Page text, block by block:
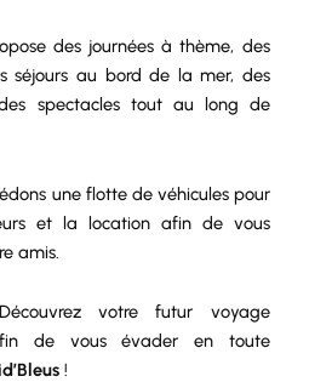
des journées à thème, des
séjours au bord de la mer, des
spectacles tout au long de
une flotte de véhiculespour
et la locationafin de vous
amis.
votre futur voyage
de vous évader en toute
!